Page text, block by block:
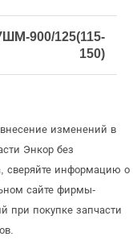
900/125(115-
150)
изменений в
Энкор без
сверяйте информацию о
сайте фирмы-
при покупке запчасти